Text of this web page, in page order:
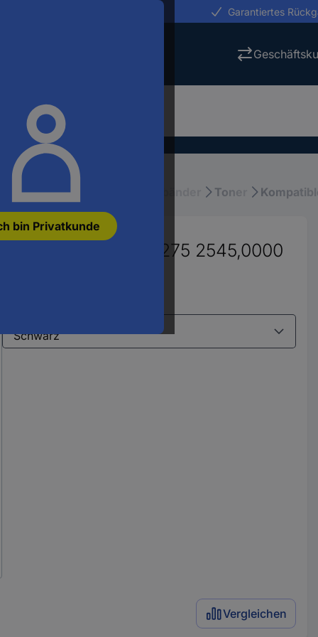
bin Privatkunde
Garantiertes
Toner, Schriftbänder Toner
Schwarz H-T275 2545,0000
Vergleichen